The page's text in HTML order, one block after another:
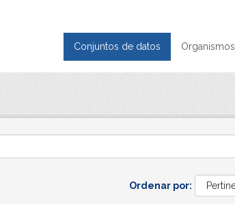
Conjuntos de datos Organismos
Ordenar por